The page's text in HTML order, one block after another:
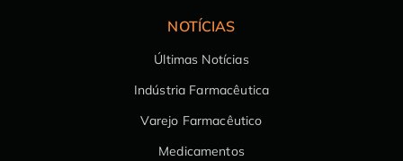
NOTÍCIAS
Últimas Notícias
Indústria Farmacêutica
Varejo Farmacêutico
Medicamentos